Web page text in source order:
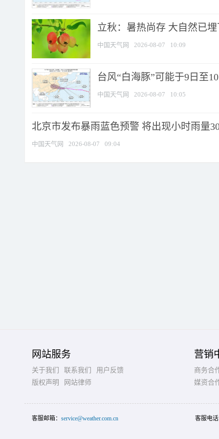
立秋：暑热尚存 大自然已
中国天气网 2026-08-07 10:09
台风“白海豚”可能于9日至
中国天气网 2026-08-07 10:05
北京市发布暴雨蓝色预警 将出现小时雨量
中国天气网 2026-08-07 09:04
网站服务
关于我们 联系我们
用户反馈
版权声明
网站律师
营销
商务合
媒资合
客服邮箱： service@weather.com.cn 客服电